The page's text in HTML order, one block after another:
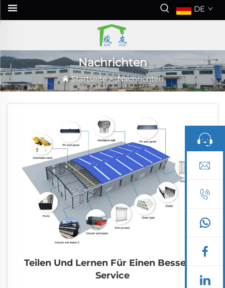
DE
Nachrichten
Startseite>Nachrichten
Teilen Und Lernen Für Einen Besseren
Service